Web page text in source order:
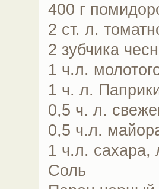
400 г
2 ст. л.
2 зубчика
1 ч.л.
1 ч. л.
0,5 ч. л.
0,5 ч.л.
1 ч.л. сахара,
Соль